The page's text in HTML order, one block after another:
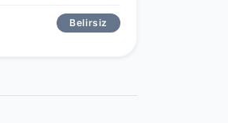
Belirsiz